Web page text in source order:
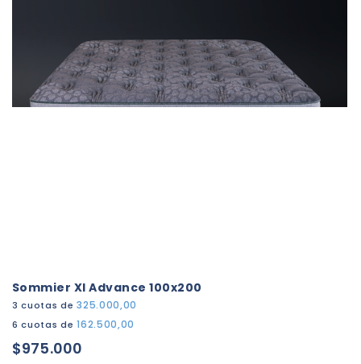
Sommier Xl Advance 100x200
3 cuotas de325.000,00
6 cuotas de162.500,00
$975.000